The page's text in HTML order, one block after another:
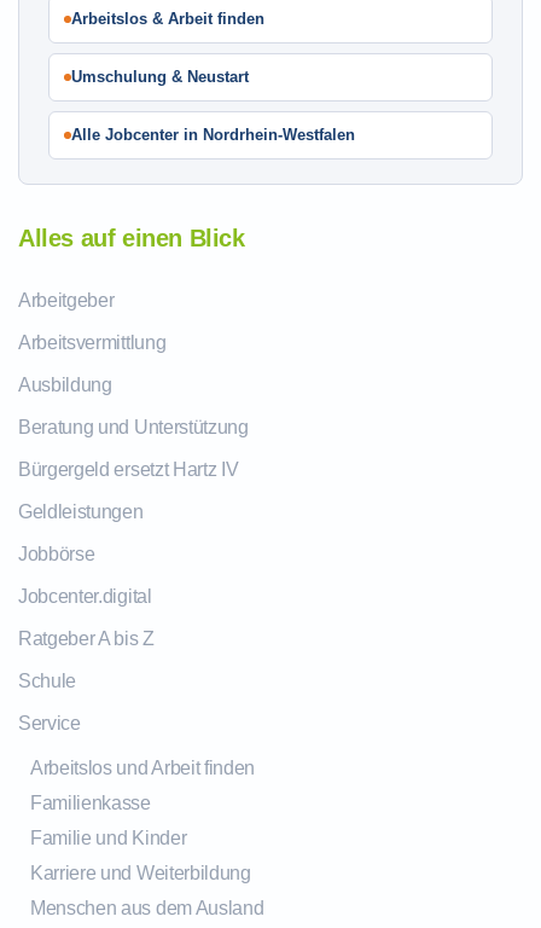
Arbeitslos & Arbeit finden
Umschulung & Neustart
Alle Jobcenter in Nordrhein-Westfalen
Alles auf einen Blick
Arbeitgeber
Arbeitsvermittlung
Ausbildung
Beratung und Unterstützung
Bürgergeld ersetzt Hartz IV
Geldleistungen
Jobbörse
Jobcenter.digital
Ratgeber A bis Z
Schule
Service
Arbeitslos und Arbeit finden
Familienkasse
Familie und Kinder
Karriere und Weiterbildung
Menschen aus dem Ausland